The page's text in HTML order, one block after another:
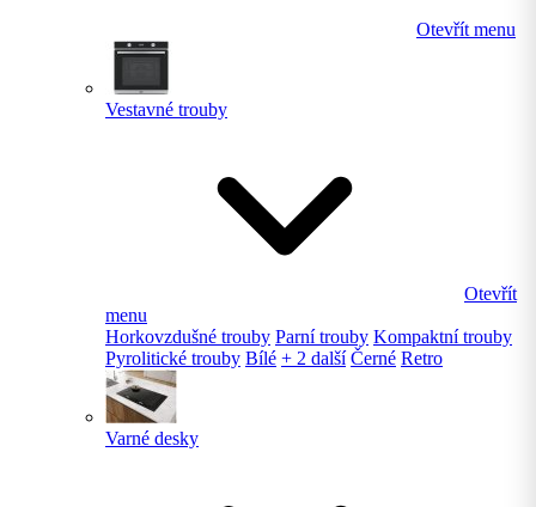
Otevřít menu
Vestavné trouby
Otevřít
menu
Horkovzdušné trouby Parní trouby Kompaktní trouby
Pyrolitické trouby Bílé + 2 další Černé Retro
Varné desky